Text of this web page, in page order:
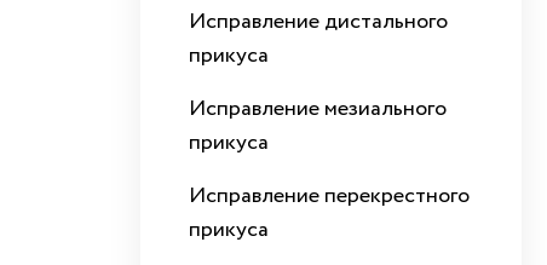
Исправление дистального
прикуса
Исправление мезиального
прикуса
Исправление перекрестного
прикуса